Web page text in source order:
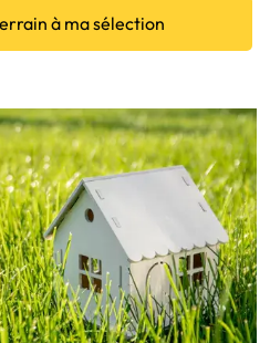
à ma sélection